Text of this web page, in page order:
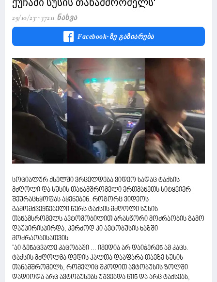
ქუჩაში სუსის თანამშრომელს'
29/10/23 37211 Ნახვა
Facebook-Ზე Გაზიარება
სოციალურ ქსელში ვრცელდება ვიდეო სადაც ტაქსის
მძღოლი და სუსის თანამშრომელი ერთმანეთს სიტყვიერ
შეურაცხყოფას აყენებენ. როგორც ვიდეოს
გამომქვეყნებელი წერს ტაქსის მძღოლი სუსის
თანამსრომელს ავტომობილით არასწორი მოძრაობის გამო
დაუპირისპირდა, კერძოდ კი ავტობუსის ხაზში
მოძრაობისათვის.
"აი გენაცვალე კაცობაში ... იმედია არ დაიჭერენ ამ კაცს.
ტაქსის მძღოლმა დედის კალთა დააფარა თავზე სუსის
თანამშრომელს, რომელიც შკოდით ავტობუსის ზოლში
დადიოდა არც ავტობუსებს უშვებდა წინ და არც ტაქსებს,